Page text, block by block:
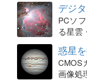
デジ
PCソ
る星雲
惑星
CMOS
画像処